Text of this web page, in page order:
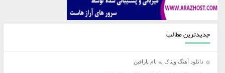
جدیدترین مطالب
دانلود آهنگ ویناک به نام پارافین